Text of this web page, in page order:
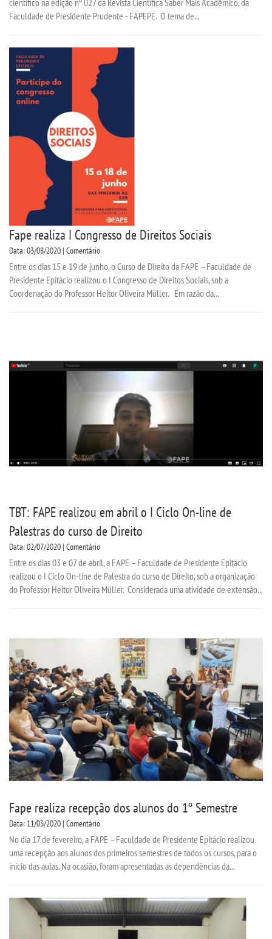
científico na edição nº 027 da Revista Científica Saber Mais Acadêmico, da
Faculdade de Presidente Prudente - FAPEPE. O tema de...
Fape realiza I Congresso de Direitos Sociais
Data: 03/08/2020 | Comentário
Entre os dias 15 e 19 de junho, o Curso de Direito da FAPE – Faculdade de
Presidente Epitácio realizou o I Congresso de Direitos Sociais, sob a
Coordenação do Professor Heitor Oliveira Müller. Em razão da...
TBT: FAPE realizou em abril o I Ciclo On-line de
Palestras do curso de Direito
Data: 02/07/2020 | Comentário
Entre os dias 03 e 07 de abril, a FAPE – Faculdade de Presidente Epitácio
realizou o I Ciclo On-line de Palestra do curso de Direito, sob a organização
do Professor Heitor Oliveira Müller. Considerada uma atividade de extensão...
Fape realiza recepção dos alunos do 1º Semestre
Data: 11/03/2020 | Comentário
No dia 17 de fevereiro, a FAPE – Faculdade de Presidente Epitácio realizou
uma recepção aos alunos dos primeiros semestres de todos os cursos, para o
início das aulas. Na ocasião, foram apresentadas as dependências da...